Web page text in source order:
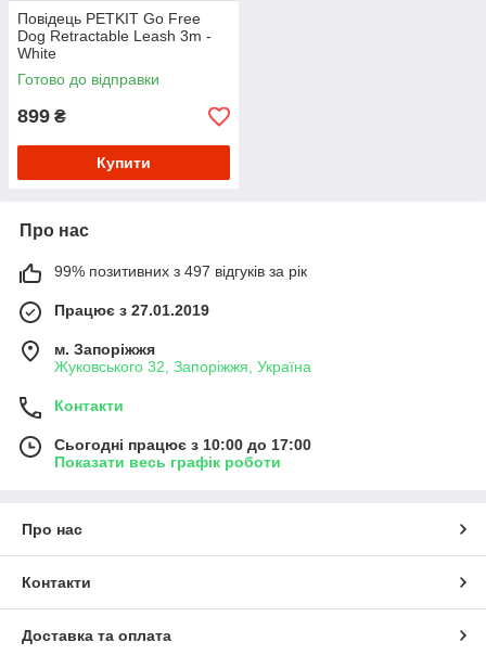
Повідець PETKIT Go Free
Dog Retractable Leash 3m -
White
Готово до відправки
899 ₴
Купити
Про нас
99% позитивних з 497 відгуків за рік
Працює з 27.01.2019
м. Запоріжжя
Жуковського 32, Запоріжжя, Україна
Контакти
Сьогодні працює з 10:00 до 17:00
Показати весь графік роботи
Про нас
Контакти
Доставка та оплата